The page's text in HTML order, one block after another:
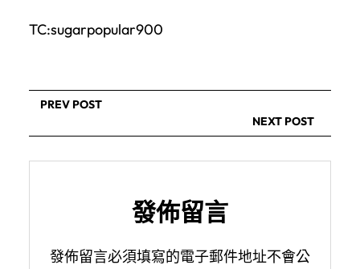
TC:sugarpopular900
PREV POST
NEXT POST
發佈留言
發佈留言必須填寫的電子郵件地址不會公